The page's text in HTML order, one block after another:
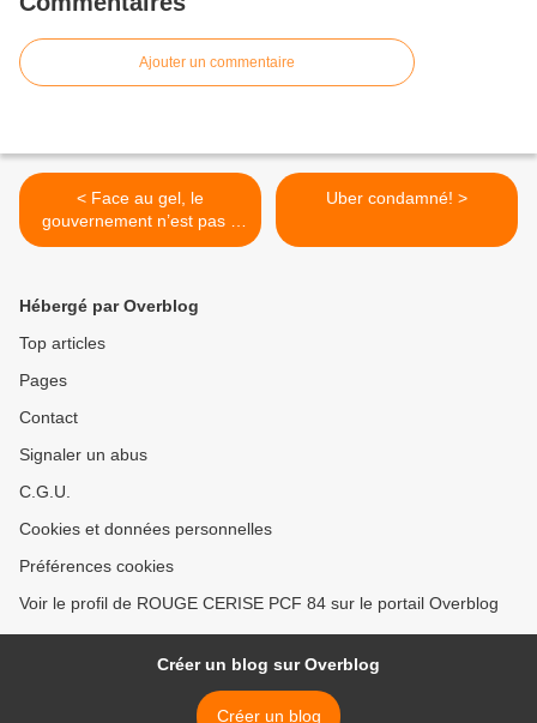
Ajouter un commentaire
< Face au gel, le
gouvernement n’est pas à
la hauteur le compte n’ y
Uber condamné! >
Hébergé par Overblog
Top articles
Pages
Contact
Signaler un abus
C.G.U.
Cookies et données personnelles
Préférences cookies
Voir le profil de ROUGE CERISE PCF 84 sur le portail Overblog
Créer un blog sur Overblog
Créer un blog